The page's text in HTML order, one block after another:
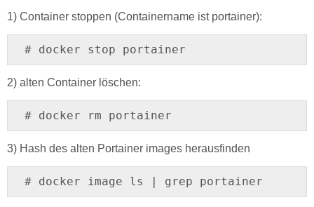
1) Container stoppen (Containername ist portainer):
# docker stop portainer
2) alten Container löschen:
# docker rm portainer
3) Hash des alten Portainer images herausfinden
# docker image ls | grep portainer